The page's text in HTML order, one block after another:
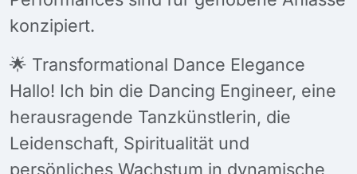
konzipiert.
🌟 Transformational Dance Elegance
Hallo! Ich bin die Dancing Engineer, eine
herausragende Tanzkünstlerin, die
Leidenschaft, Spiritualität und
persönliches Wachstum in dynamische